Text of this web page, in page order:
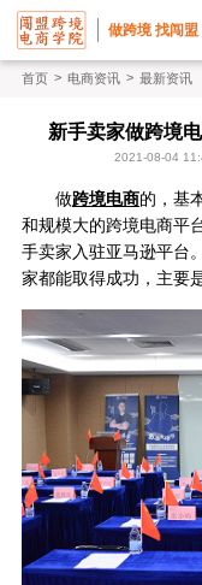
做跨境 找闯盟
首页 > 电商资讯 > 最新资讯
新手卖家做跨境
2021-08-04
做跨境电商的，基
和规模大的跨境电商平
手卖家入驻亚马逊平台
家都能取得成功，主要